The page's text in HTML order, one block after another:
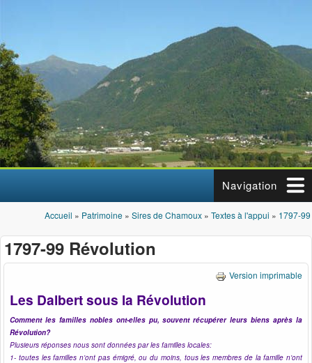
Navigation
Vous êtes ici
Accueil » Patrimoine » Sires de Chamoux » Textes à l'appui » 1797-
1797-99 Révolution
Version imprimable
Les Dalbert sous la Révolution
Comment les familles nobles ont-elles pu, souvent récupérer leurs biens après la
Révolution?
Plusieurs réponses nous sont données par les familles locales:
1- toutes les familles n'ont pas émigré, ou du moins, tous les membres de la famille n'ont